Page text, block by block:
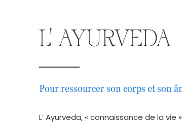
L' AYURVEDA
Pour ressourcer son corps et son
L’ Ayurveda, « connaissance de la